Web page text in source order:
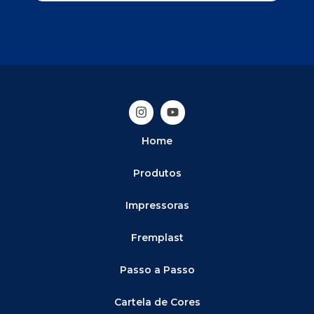
Home
Produtos
Impressoras
Fremplast
Passo a Passo
Cartela de Cores